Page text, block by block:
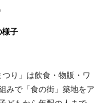
様子
り」は飲食・物販・ワ
みで「食の街」築地をア